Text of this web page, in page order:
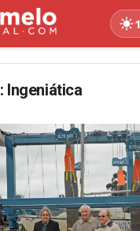
Ingeniática